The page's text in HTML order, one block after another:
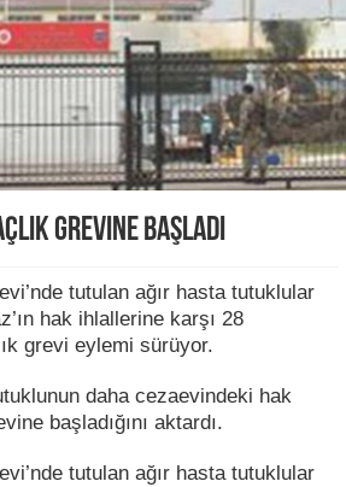
grevine başladı
tutulan ağır hasta tutuklular
hak ihlallerine karşı 28
grevi eylemi sürüyor.
daha cezaevindeki hak
başladığını aktardı.
tutulan ağır hasta tutuklular